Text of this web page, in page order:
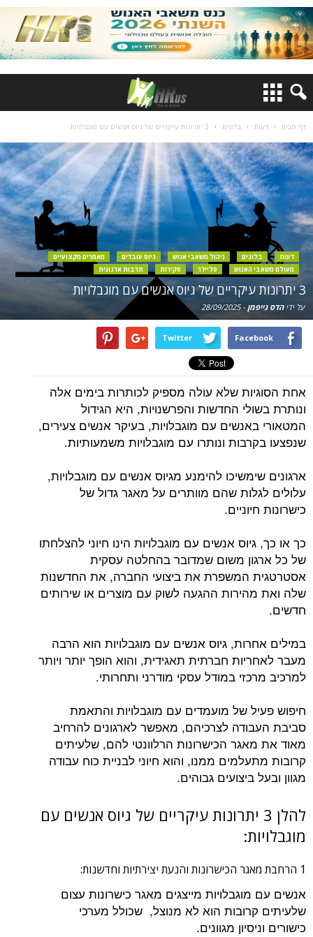
דף הבית דעות בלוגים 3 יתרונות עיקריים של גיוס אנשים עם מוגבלויות
דעות בלוגים ניהול משאבי אנוש גיוס עובדים
מאמרים מקצועיים
מעולם משאבי האנוש
סליידר סקירות תרבות ארגונית
3 יתרונות עיקריים של גיוס אנשים עם מוגבלויות
על ידיהדס גייפמן-
28/09/2025
Facebook
Twitter
אחת הסוגיות שלא עולה מספיק לכותרות בימים אלה
ונותרת בשולי החדשות והפרשנויות, היא הגידול
המטאורי באנשים עם מוגבלויות, בעיקר אנשים צעירים,
שנפצעו בקרבות ונותרו עם מוגבלויות משמעותיות.
ארגונים שימשיכו להימנע מגיוס אנשים עם מוגבלויות,
עלולים לגלות שהם מוותרים על מאגר גדול של
כישרונות חיוניים.
כך או כך, גיוס אנשים עם מוגבלויות הינו חיוני להצלחתו
של כל ארגון משום שמדובר בהחלטה עסקית
אסטרטגית המשפרת את ביצועי החברה, את החדשנות
שלה ואת מהירות ההגעה לשוק עם מוצרים או שירותים
חדשים.
במילים אחרות, גיוס אנשים עם מוגבלויות הוא הרבה
מעבר לאחריות חברתית תאגידית, והוא הופך יותר ויותר
למרכיב מרכזי במודל עסקי מודרני ותחרותי.
חיפוש פעיל של מועמדים עם מוגבלויות והתאמת
סביבת העבודה לצרכיהם, מאפשר לארגונים להרחיב
מאוד את מאגר הכישרונות הרלוונטי להם, שלעיתים
קרובות מתעלמים ממנו, והוא חיוני לבניית כוח עבודה
מגוון ובעל ביצועים גבוהים.
להלן 3 יתרונות עיקריים של גיוס אנשים עם
מוגבלויות:
1 הרחבת מאגר הכישרונות והנעת יצירתיות וחדשנות:
אנשים עם מוגבלויות מייצגים מאגר כישרונות עצום
שלעיתים קרובות הוא לא מנוצל, שכולל מערכי
כישורים וניסיון מגוונים.